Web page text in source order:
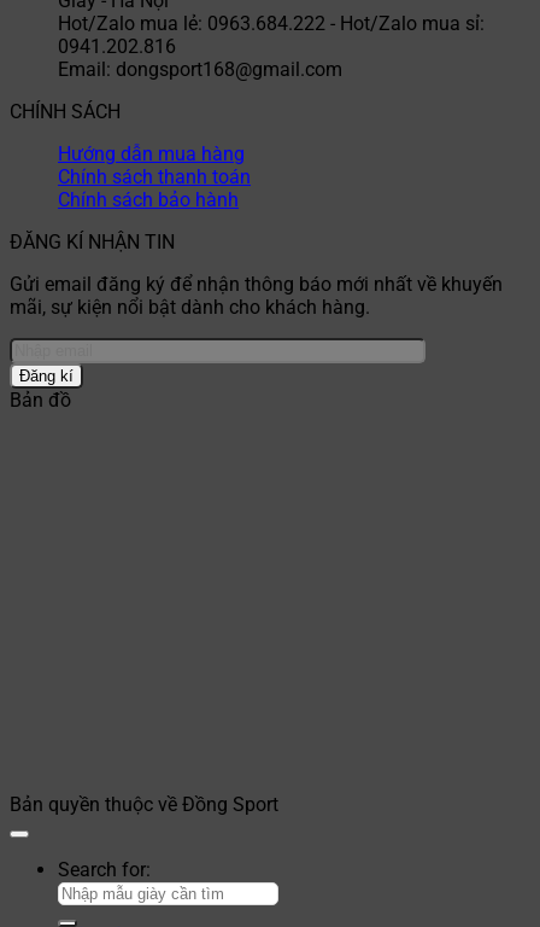
Hot/Zalo mua lẻ: 0963.684.222 - Hot/Zalo mua sỉ:
0941.202.816
Email: dongsport168@gmail.com
CHÍNH SÁCH
Hướng dẫn mua hàng
Chính sách thanh toán
Chính sách bảo hành
ĐĂNG KÍ NHẬN TIN
Gửi email đăng ký để nhận thông báo mới nhất về khuyến
mãi, sự kiện nổi bật dành cho khách hàng.
Bản đồ
Bản quyền thuộc về Đồng Sport
Search for: